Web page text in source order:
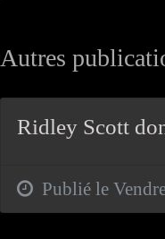
Autres
Ridley Scott
Publié le